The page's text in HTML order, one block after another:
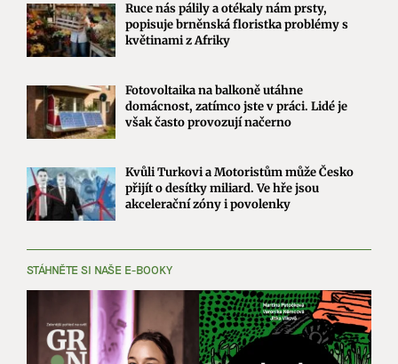
Ruce nás pálily a otékaly nám prsty,
popisuje brněnská floristka problémy s
květinami z Afriky
Fotovoltaika na balkoně utáhne
domácnost, zatímco jste v práci. Lidé je
však často provozují načerno
Kvůli Turkovi a Motoristům může Česko
přijít o desítky miliard. Ve hře jsou
akcelerační zóny i povolenky
STÁHNĚTE SI NAŠE E-BOOKY